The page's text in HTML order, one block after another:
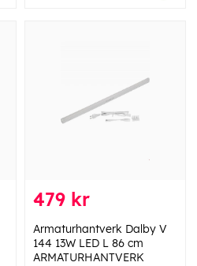
479 kr
Armaturhantverk Dalby V
144 13W LED L 86 cm
ARMATURHANTVERK